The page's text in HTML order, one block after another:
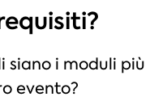
siano i moduli più
evento?